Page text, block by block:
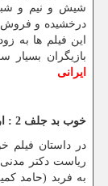
شیش و نیم و
درخشیده و فروش
این فیلم ها به
بازیگران بسیار
ایرانی
خوب بد جلف 2 : ارتش سری | بازگشت سام و پژمان
در داستان فیلم خوب
ریاست دکتر مدنی
به فربد (حامد